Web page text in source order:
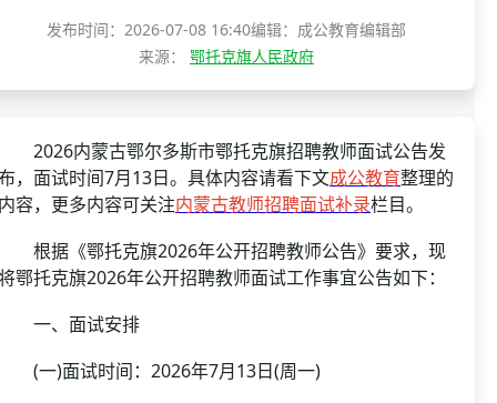
成绩查询
面试补录
历年真题
警察/辅警考试
发布时间： 2026-07-08 16:40编辑：成公教育编辑部
来源： 鄂托克旗人民政府
内蒙古鄂尔多斯市鄂托克旗招聘教师面试公告发
，面试时间7月13日。具体内容请看下文成公教育整理的
容，更多内容可关注内蒙古教师招聘面试补录栏目。
据《鄂托克旗2026年公开招聘教师公告》要求，现
鄂托克旗2026年公开招聘教师面试工作事宜公告如下：
、面试安排
一)面试时间：2026年7月13日(周一)